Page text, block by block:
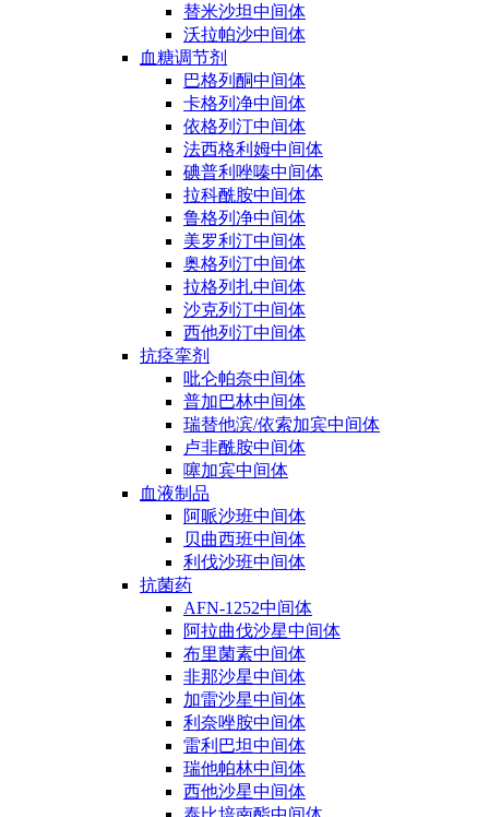
替米沙坦中间体
沃拉帕沙中间体
血糖调节剂
巴格列酮中间体
卡格列净中间体
依格列汀中间体
法西格利姆中间体
碘普利唑嗪中间体
拉科酰胺中间体
鲁格列净中间体
美罗利汀中间体
奥格列汀中间体
拉格列扎中间体
沙克列汀中间体
西他列汀中间体
抗痉挛剂
吡仑帕奈中间体
普加巴林中间体
瑞替他滨/依索加宾中间体
卢非酰胺中间体
噻加宾中间体
血液制品
阿哌沙班中间体
贝曲西班中间体
利伐沙班中间体
抗菌药
AFN-1252中间体
阿拉曲伐沙星中间体
布里菌素中间体
非那沙星中间体
加雷沙星中间体
利奈唑胺中间体
雷利巴坦中间体
瑞他帕林中间体
西他沙星中间体